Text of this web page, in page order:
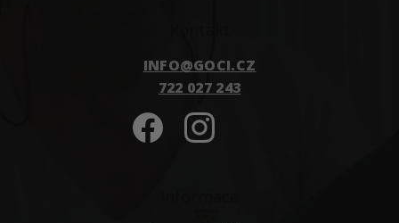
INFO@GOCI.CZ
722 027 243